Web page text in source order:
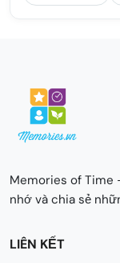
Memories of Time
nhớ và chia sẻ
LIÊN KẾT